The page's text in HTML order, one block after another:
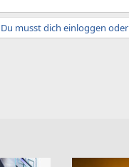
Du musst dich einloggen